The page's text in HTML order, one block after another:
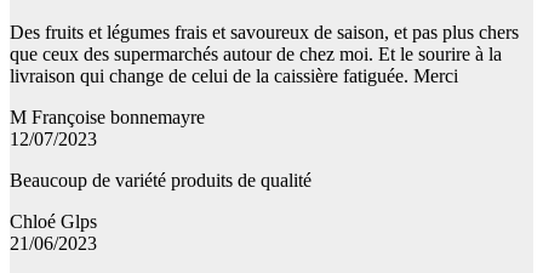
Des fruits et légumes frais et savoureux de saison, et pas plus chers
que ceux des supermarchés autour de chez moi. Et le sourire à la
livraison qui change de celui de la caissière fatiguée. Merci
M Françoise bonnemayre
12/07/2023
Beaucoup de variété produits de qualité
Chloé Glps
21/06/2023